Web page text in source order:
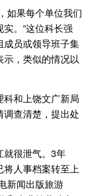
果每个单位我们
。”这位科长强
成员或领导班子集
，类似的情况以
和上饶文广新局
查清楚，提出处
很泄气。3年
将人事档案转至上
新闻出版旅游